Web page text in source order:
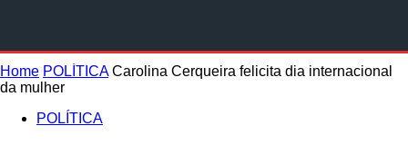
Home POLÍTICA Carolina Cerqueira felicita dia internacional
da mulher
POLÍTICA